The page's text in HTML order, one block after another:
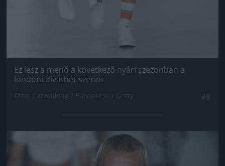
Ez lesz a menő a következő nyári szezonban a
londoni divathét szerint
Jön még kép!